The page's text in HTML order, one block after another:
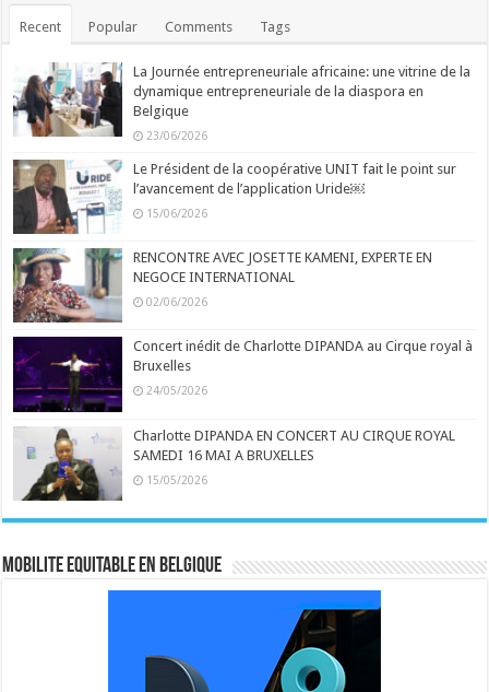
Recent Popular Comments Tags
La Journée entrepreneuriale africaine: une vitrine de la
dynamique entrepreneuriale de la diaspora en
Belgique
23/06/2026
Le Président de la coopérative UNIT fait le point sur
l’avancement de l’application Uride￼
15/06/2026
RENCONTRE AVEC JOSETTE KAMENI, EXPERTE EN
NEGOCE INTERNATIONAL
02/06/2026
Concert inédit de Charlotte DIPANDA au Cirque royal à
Bruxelles
24/05/2026
Charlotte DIPANDA EN CONCERT AU CIRQUE ROYAL
SAMEDI 16 MAI A BRUXELLES
15/05/2026
MOBILITE EQUITABLE EN BELGIQUE